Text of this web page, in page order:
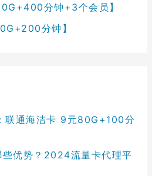
分钟+3个会员】
分钟】
联通海洁卡 9元80G+100分
优势？2024流量卡代理平